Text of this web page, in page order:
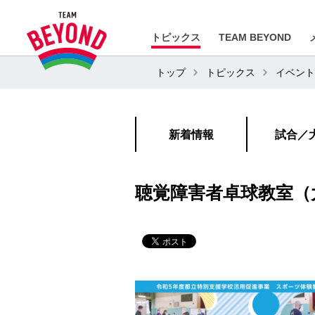
トピックス TEAM BEYOND
トップ トピックス イベント
新着情報 試合／
聴覚障害者卓球教室